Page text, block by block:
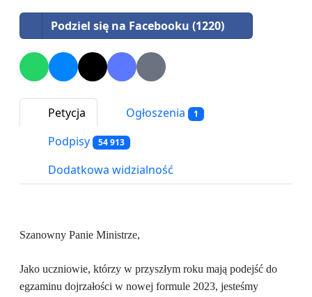
Podziel się na Facebooku (1220)
Petycja Ogłoszenia 1
Podpisy 54 913
Dodatkowa widzialność
Szanowny Panie Ministrze,
Jako uczniowie, którzy w przyszłym roku mają podejść do
egzaminu dojrzałości w nowej formule 2023, jesteśmy